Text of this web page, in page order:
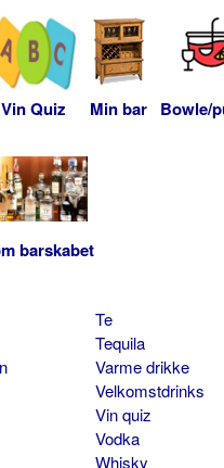
Vin Quiz Min bar Bowle/
barskabet
Te
Tequila
Varme drikke
Velkomstdrinks
Vin quiz
Vodka
Whisky